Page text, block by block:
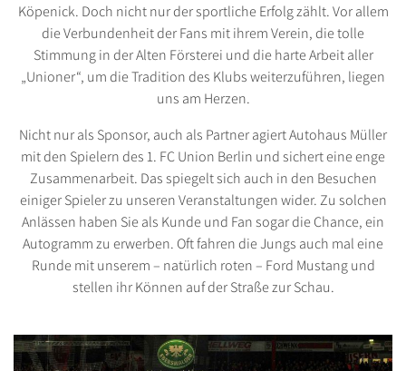
Köpenick. Doch nicht nur der sportliche Erfolg zählt. Vor allem
die Verbundenheit der Fans mit ihrem Verein, die tolle
Stimmung in der Alten Försterei und die harte Arbeit aller
„Unioner“, um die Tradition des Klubs weiterzuführen, liegen
uns am Herzen.
Nicht nur als Sponsor, auch als Partner agiert Autohaus Müller
mit den Spielern des 1. FC Union Berlin und sichert eine enge
Zusammenarbeit. Das spiegelt sich auch in den Besuchen
einiger Spieler zu unseren Veranstaltungen wider. Zu solchen
Anlässen haben Sie als Kunde und Fan sogar die Chance, ein
Autogramm zu erwerben. Oft fahren die Jungs auch mal eine
Runde mit unserem – natürlich roten – Ford Mustang und
stellen ihr Können auf der Straße zur Schau.